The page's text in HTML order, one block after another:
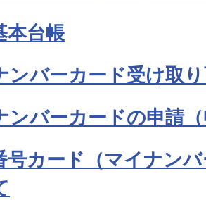
本台帳
ンバーカード受け取
ンバーカードの申請
号カード（マイナン